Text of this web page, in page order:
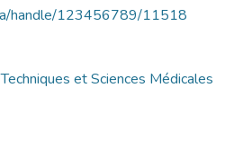
handle/123456789/11518
et Sciences Médicales